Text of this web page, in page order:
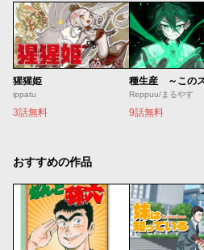
猩猩姫
ippatu
3話無料
Reppuu/まるやす
9話無料
おすすめの作品